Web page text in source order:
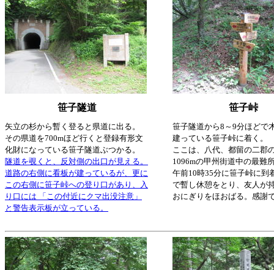
笹子隧道 笹子峠
矢立の杉から暫く登ると県道に出る。
その県道を700mほど行くと登録有形文
化財になっている笹子隧道ぶつかる。
隧道を覗くと、反対側の出口が見える。
道路の右側に看板が建っているが、更に
この右側に笹子峠への登り口があり、入
り口には 「この付近にクマ出没注意」
と警告表示板が立っている。
笹子隧道から8～9分ほどで
建っている笹子峠に着く。
ここは、八代、都留の二郡
1096mの甲州街道中の最難
午前10時35分に笹子峠に到
で暫し休憩をとり、友人が
おにぎりをほおばる。感謝